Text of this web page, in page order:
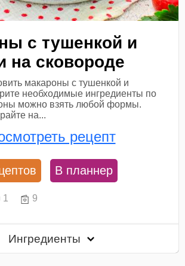
с тушенкой и
на сковороде
макароны с тушенкой и
необходимые ингредиенты по
можно взять любой формы.
на...
рецепт
В планнер
1 9
Ингредиенты